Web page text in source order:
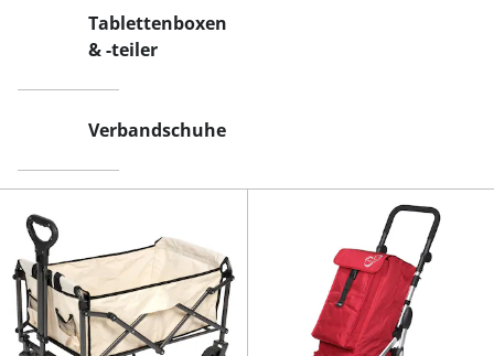
Tablettenboxen
& -teiler
Verbandschuhe